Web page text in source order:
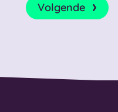
Volgende